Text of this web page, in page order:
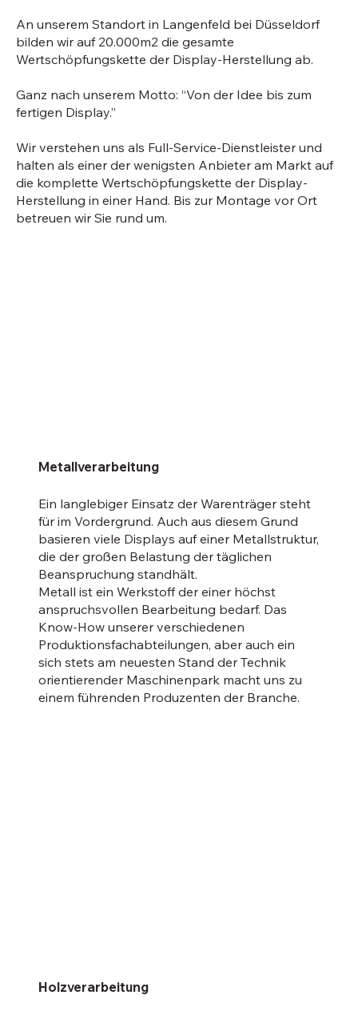
An unserem Standort in Langenfeld bei Düsseldorf
bilden wir auf 20.000m2 die gesamte
Wertschöpfungskette der Display-Herstellung ab.
Ganz nach unserem Motto: “Von der Idee bis zum
fertigen Display.”
Wir verstehen uns als Full-Service-Dienstleister und
halten als einer der wenigsten Anbieter am Markt auf
die komplette Wertschöpfungskette der Display-
Herstellung in einer Hand. Bis zur Montage vor Ort
betreuen wir Sie rund um.
Holzverarbeitung
Ein langlebiger Einsatz der Warenträger steht
für im Vordergrund. Auch aus diesem Grund
basieren viele Displays auf einer Metallstruktur,
die der großen Belastung der täglichen
Beanspruchung standhält.
Metall ist ein Werkstoff der einer höchst
anspruchsvollen Bearbeitung bedarf. Das
Know-How unserer verschiedenen
Produktionsfachabteilungen, aber auch ein
sich stets am neuesten Stand der Technik
orientierender Maschinenpark macht uns zu
einem führenden Produzenten der Branche.
Metallverarbeitung